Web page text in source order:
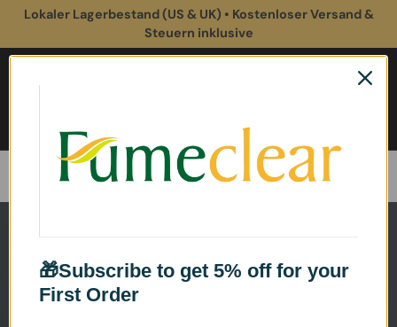
Direkt zum Inhalt
Lokaler Lagerbestand (US & UK) • Kostenloser Versand &
Steuern inklusive
Einloggen
Startseite Absauganlagen für Kunststoffanwendungen
🎁Subscribe to get 5% off for your
First Order